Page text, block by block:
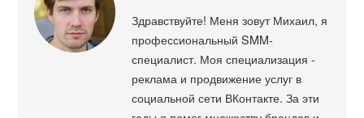
Здравствуйте! Меня зовут Михаил, я
профессиональный SMM-
специалист. Моя специализация -
реклама и продвижение услуг в
социальной сети ВКонтакте. За эти